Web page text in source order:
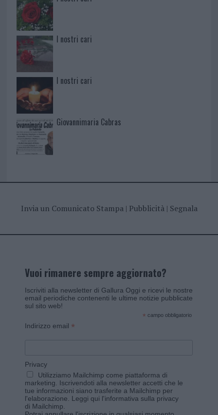
I nostri cari
I nostri cari
Giovannimaria Cabras
Invia un Comunicato Stampa| Pubblicità| Segnala
Vuoi rimanere sempre aggiornato?
Iscriviti alla newsletter di Gallura Oggi e ricevi le nostre
email periodiche contenenti le ultime notizie pubblicate
sul sito web!
* campo obbligatorio
Indirizzo email *
Privacy
Utilizziamo Mailchimp come piattaforma di
marketing. Iscrivendoti alla newsletter accetti che le
tue informazioni siano trasferite a Mailchimp per
l'elaborazione. Leggi qui l'informativa sulla privacy
di Mailchimp.